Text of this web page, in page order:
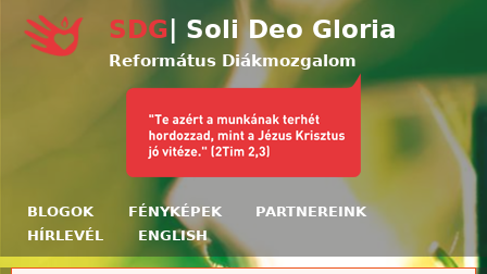
Ugrás a tartalomra
SDG | Soli Deo Gloria
Református Diákmozgalom
BLOGOK FÉNYKÉPEK
PARTNEREINK
HÍRLEVÉL
ENGLISH